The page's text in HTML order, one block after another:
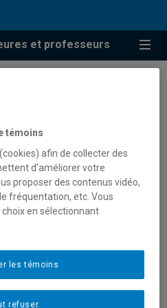
et professeurs
pour
témoins
afin de collecter des
d’améliorer votre
proposer des contenus vidéo,
fréquentation, etc. Vous
en sélectionnant
refuser
les témoins